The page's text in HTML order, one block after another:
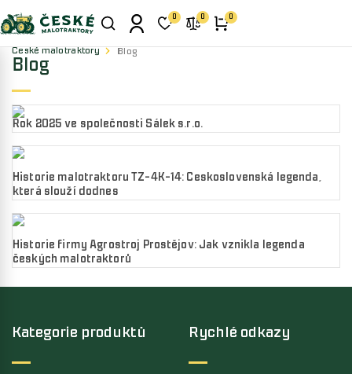
0 0 0
Blog
České malotraktory Blog
Rok 2025 ve společnosti Šálek s.r.o.
01.11.2025
Historie malotraktoru TZ-4K-14: Československá legenda,
která slouží dodnes
01.10.2025
Historie firmy Agrostroj Prostějov: Jak vznikla legenda
českých malotraktorů
Kategorie produktů Rychlé odkazy